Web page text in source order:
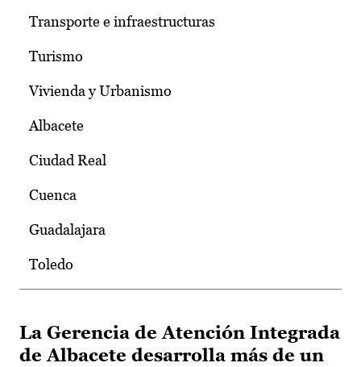
Transporte e infraestructuras
Turismo
Vivienda y Urbanismo
Albacete
Ciudad Real
Cuenca
Guadalajara
Toledo
La Gerencia de Atención Integrada
de Albacete desarrolla más de un